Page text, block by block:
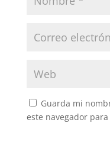
Guarda mi
este navegador